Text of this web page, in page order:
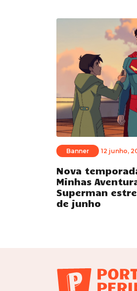
Banner 12 junho,
Nova
Minhas
Superman
de junho